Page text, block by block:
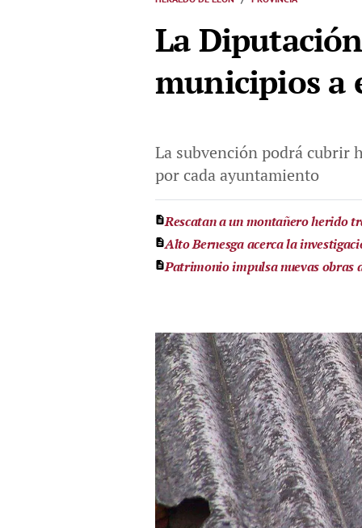
La
municipios a
La subvención podrá cubrir
por cada ayuntamiento
Rescatan a un montañero herido
Alto Bernesga acerca la
Patrimonio impulsa nuevas obras